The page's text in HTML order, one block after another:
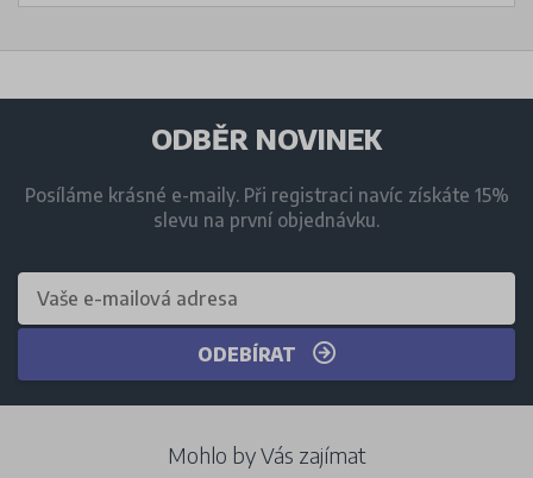
ODBĚR NOVINEK
Posíláme krásné e-maily. Při registraci navíc získáte 15%
slevu na první objednávku.
ODEBÍRAT
Mohlo by Vás zajímat